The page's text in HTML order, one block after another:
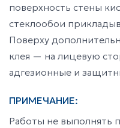
поверхность стены
стеклообои
Поверху
клея — на лицевую
адгезионные и
ПРИМЕЧАНИЕ:
Работы не выполнять